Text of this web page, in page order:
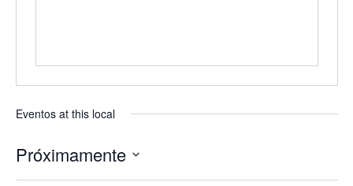
Eventos at this local
Próximamente